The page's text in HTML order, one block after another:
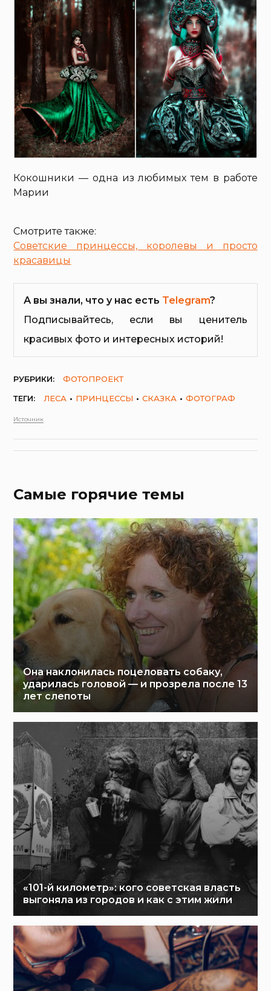
Кокошники — одна из любимых тем в работе
Марии
Смотрите также:
Советские принцессы, королевы и просто
красавицы
А вы знали, что у нас есть Telegram?
Подписывайтесь, если вы ценитель
красивых фото и интересных историй!
РУБРИКИ:
ФОТОПРОЕКТ
ТЕГИ:
ЛЕСА ПРИНЦЕССЫ СКАЗКА ФОТОГРАФ
Источник
Самые горячие темы
Она наклонилась поцеловать собаку,
ударилась головой — и прозрела после 13
лет слепоты
«101-й километр»: кого советская власть
выгоняла из городов и как с этим жили